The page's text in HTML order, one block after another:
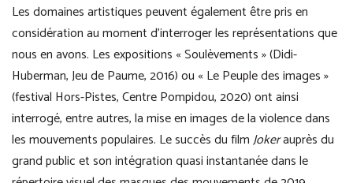
Les domaines artistiques peuvent également être pris en
considération au moment d’interroger les représentations que
nous en avons. Les expositions « Soulèvements » (Didi-
Huberman, Jeu de Paume, 2016) ou « Le Peuple des images »
(festival Hors-Pistes, Centre Pompidou, 2020) ont ainsi
interrogé, entre autres, la mise en images de la violence dans
les mouvements populaires. Le succès du filmJokerauprès du
grand public et son intégration quasi instantanée dans le